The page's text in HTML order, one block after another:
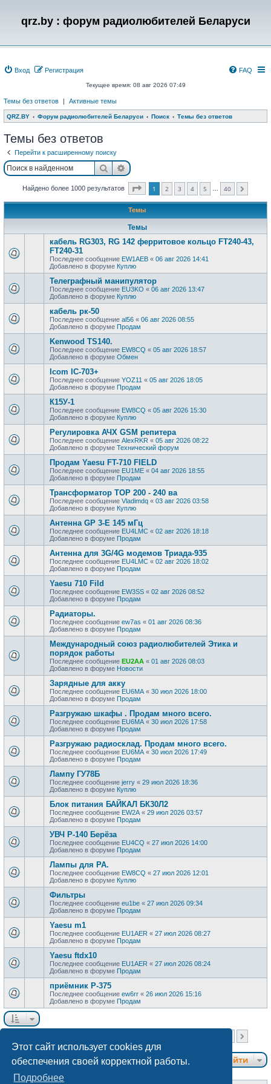
Этот сайт использует cookies для
обеспечения своей корректной работы.
Подробнее
qrz.by : форум радиолюбителей Беларуси
Вход Регистрация FAQ
Текущее время: 08 авг 2026 07:49
Темы без ответов | Активные темы
QRZ.BY Форум радиолюбителей Беларуси Поиск Темы без ответов
Темы без ответов
Перейти к расширенному поиску
ПоискРасширенный поиск
Найдено более 1000 результатов Страница из
1 2 3 4 5 40
Темы
Темы
кабель RG303, RG 142 ферритовое кольцо FT240-43,
FT240-31
Последнее сообщение EW1AEB « 06 авг 2026 14:41
Добавлено в форуме Куплю
Телеграфный манипулятор
Последнее сообщение EU3KO « 06 авг 2026 13:47
Добавлено в форуме Куплю
кабель рк-50
Последнее сообщение al56 « 06 авг 2026 08:55
Добавлено в форуме Продам
Kenwood TS140.
Последнее сообщение EW8CQ « 05 авг 2026 18:57
Добавлено в форуме Обмен
Icom IC-703+
Последнее сообщение YOZ11 « 05 авг 2026 18:05
Добавлено в форуме Продам
К15У-1
Последнее сообщение EW8CQ « 05 авг 2026 15:30
Добавлено в форуме Куплю
Регулировка АЧХ GSM репитера
Последнее сообщение AlexRKR « 05 авг 2026 08:22
Добавлено в форуме Технический форум
Продам Yaesu FT-710 FIELD
Последнее сообщение EU1ME « 04 авг 2026 18:55
Добавлено в форуме Продам
Трансформатор ТОР 200 - 240 ва
Последнее сообщение Vladimdq « 03 авг 2026 03:58
Добавлено в форуме Куплю
Антенна GP 3-E 145 мГц
Последнее сообщение EU4LMC « 02 авг 2026 18:18
Добавлено в форуме Продам
Антенна для 3G/4G модемов Триада-935
Последнее сообщение EU4LMC « 02 авг 2026 18:02
Добавлено в форуме Продам
Yaesu 710 Fild
Последнее сообщение EW3SS « 02 авг 2026 08:52
Добавлено в форуме Продам
Радиаторы.
Последнее сообщение ew7as « 01 авг 2026 08:36
Добавлено в форуме Продам
Международный союз радиолюбителей Этика и
порядок работы
Последнее сообщение EU2AA « 01 авг 2026 08:03
Добавлено в форуме Новости
Зарядные для акку
Последнее сообщение EU6MA « 30 июл 2026 18:00
Добавлено в форуме Продам
Разгружаю шкафы . Продам много всего.
Последнее сообщение EU6MA « 30 июл 2026 17:58
Добавлено в форуме Продам
Разгружаю радиосклад. Продам много всего.
Последнее сообщение EU6MA « 30 июл 2026 17:49
Добавлено в форуме Продам
Лампу ГУ78Б
Последнее сообщение jerry « 29 июл 2026 18:36
Добавлено в форуме Куплю
Блок питания БАЙКАЛ БК30Л2
Последнее сообщение EW2A « 29 июл 2026 03:57
Добавлено в форуме Продам
УВЧ Р-140 Берёза
Последнее сообщение EU4CQ « 27 июл 2026 14:00
Добавлено в форуме Продам
Лампы для РА.
Последнее сообщение EW8CQ « 27 июл 2026 12:01
Добавлено в форуме Куплю
Фильтры
Последнее сообщение eu1be « 27 июл 2026 09:34
Добавлено в форуме Продам
Yaesu m1
Последнее сообщение EU1AER « 27 июл 2026 08:27
Добавлено в форуме Продам
Yaesu ftdx10
Последнее сообщение EU1AER « 27 июл 2026 08:24
Добавлено в форуме Продам
приёмник Р-375
Последнее сообщение ew6rr « 26 июл 2026 15:16
Добавлено в форуме Продам
Перейти